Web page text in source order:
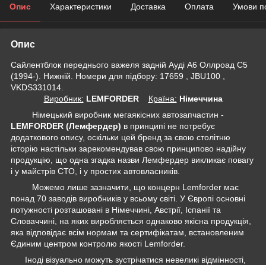
Опис Характеристики Доставка Оплата Умови
Опис
Сайлентблок переднього важеля задній Ауді А6 Оллроад С5
(1994-). Нижній. Номери для підбору: 17659 , JBU100 ,
VKDS331014.
Виробник: LEMFORDER Крaїна: Німеччина
Німецький виробник мегаякісних автозапчастин -
LEMFORDER (Лемфердер) в принципі не потребує
додаткового опису, оскільки цей бренд за свою столітню
історію настільки зарекомендував свою принципово надійну
продукцію, що одна згадка назви Лемфердер викликає повагу
і у майстрів СТО, і у простих автовласників.
Можемо лише зазначити, що концерн Lemforder має
понад 70 заводів виробників у всьому світі. У Європі основні
потужності розташовані в Німеччині, Австрії, Іспанії та
Словаччині, на яких виробляється однаково якісна продукція,
яка відповідає всім нормам та сертифікатам, встановленим
Єдиним центром контролю якості Lemforder.
Іноді візуально можуть зустрічатися невеликі відмінності,